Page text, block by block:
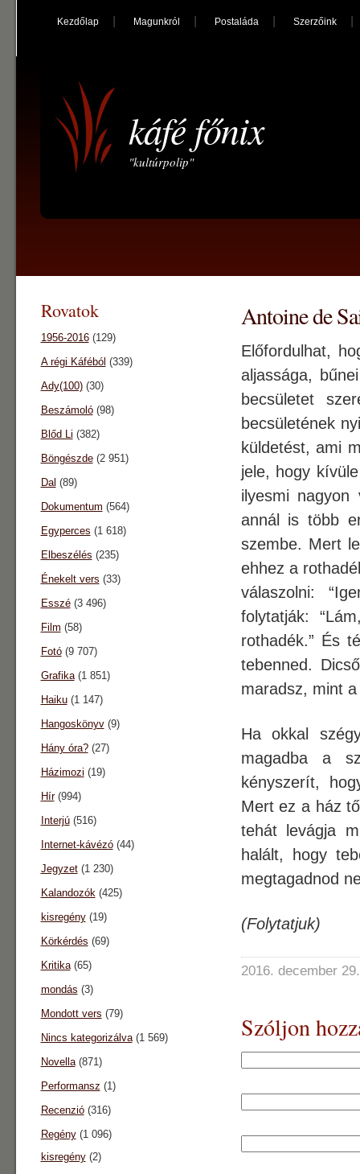
Kezdőlap Magunkról Postaláda Szerzőink
káfé főnix
"kultúrpolip"
Antoine de
Előfordulhat,
aljassága,
becsületet
becsületének
küldetést, ami
jele, hogy
ilyesmi
annál is több
szembe. Mert
ehhez a
válaszolni:
folytatják:
rothadék.” És
tebenned.
maradsz, mint
Ha okkal
magadba a
kényszerít,
Mert ez a ház
tehát levágja
halált, hogy
megtagadnod
(Folytatjuk)
2016. december 29.
Szóljon
Rovatok
1956-2016(129)
A régi Káféból (339)
Ady(100)(30)
Beszámoló(98)
Blőd Li (382)
Böngészde(2 951)
Dal (89)
Dokumentum (564)
Egyperces (1 618)
Elbeszélés (235)
Énekelt vers (33)
Esszé(3 496)
Film (58)
Fotó(9 707)
Grafika(1 851)
Haiku(1 147)
Hangoskönyv(9)
Hány óra?(27)
Házimozi (19)
Hír(994)
Interjú(516)
Internet-kávézó(44)
Jegyzet(1 230)
Kalandozók(425)
kisregény(19)
Körkérdés (69)
Kritika(65)
mondás (3)
Mondott vers (79)
Nincs kategorizálva(1 569)
Novella(871)
Performansz (1)
Recenzió(316)
Regény(1 096)
kisregény(2)